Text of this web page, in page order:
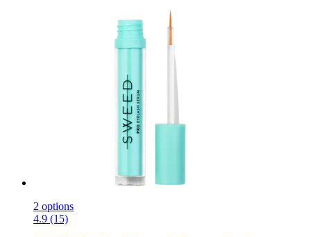
2 options
4.9 (15)